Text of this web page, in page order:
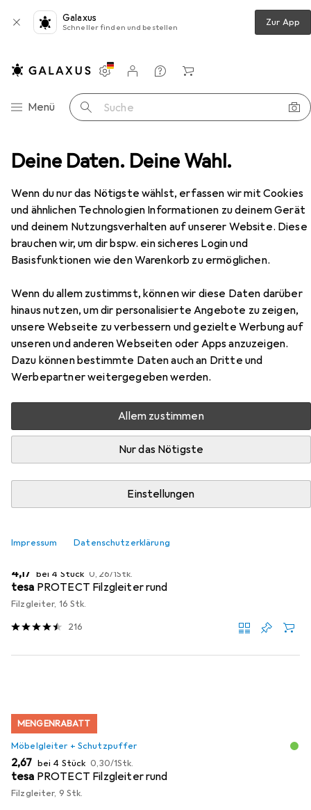
Deine Daten. Deine Wahl.
Wenn du nur das Nötigste wählst, erfassen wir mit Cookies
und ähnlichen Technologien Informationen zu deinem Gerät
und deinem Nutzungsverhalten auf unserer Website. Diese
brauchen wir, um dir bspw. ein sicheres Login und
Basisfunktionen wie den Warenkorb zu ermöglichen.
Wenn du allem zustimmst, können wir diese Daten darüber
hinaus nutzen, um dir personalisierte Angebote zu zeigen,
unsere Webseite zu verbessern und gezielte Werbung auf
unseren und anderen Webseiten oder Apps anzuzeigen.
Dazu können bestimmte Daten auch an Dritte und
Werbepartner weitergegeben werden.
Allem zustimmen
Nur das Nötigste
Einstellungen
Impressum Datenschutzerklärung
Galaxus
Schneller finden und bestellen Zur App
Navigation nach Kategorien
Menü Suche
Einstellungen
Kundenkonto
Vergleichslisten
Merklisten
Warenkorb
Regal Vicco stehender Küchenschrank R-Line
EUR
112,93
Viccostehender Küchenschrank R-
Line
60 x 46 x 81.60 cm
Zubehör für Vicco stehender
Küchenschrank R-Line
stehender Küchenschrank R-Line aus der Kategorie
Möbelgleiter + Schutzpuffer.
EUR
4,17 bei 4 Stück EUR
0,26/1Stk.
tesa PROTECT Filzgleiter rund
Filzgleiter, 16 Stk.
216
MENGENRABATT
Möbelgleiter + Schutzpuffer
EUR
2,67 bei 4 Stück EUR
0,30/1Stk.
tesa PROTECT Filzgleiter rund
Filzgleiter, 9 Stk.